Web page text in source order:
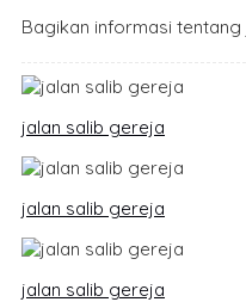
Bagikan informasi tentang
jalan salib gereja
jalan salib gereja
jalan salib gereja